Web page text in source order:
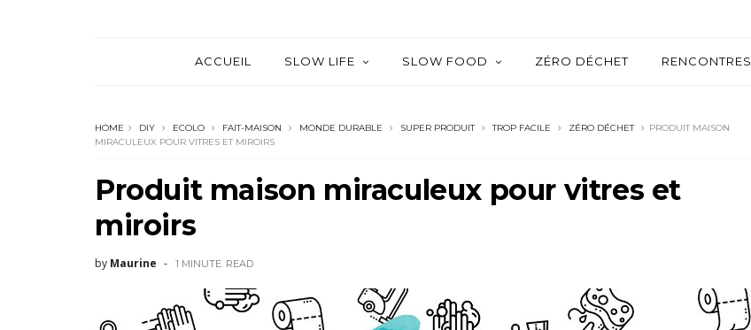
ACCUEIL SLOW LIFE SLOW FOOD ZÉRO DÉCHET RENCONTRES
HOME DIY ECOLO FAIT-MAISON MONDE DURABLE SUPER PRODUIT TROP FACILE ZÉRO DÉCHET
PRODUIT MAISON
MIRACULEUX POUR VITRES ET MIROIRS
Produit maison miraculeux pour vitres et
miroirs
by Maurine 1 MINUTE READ